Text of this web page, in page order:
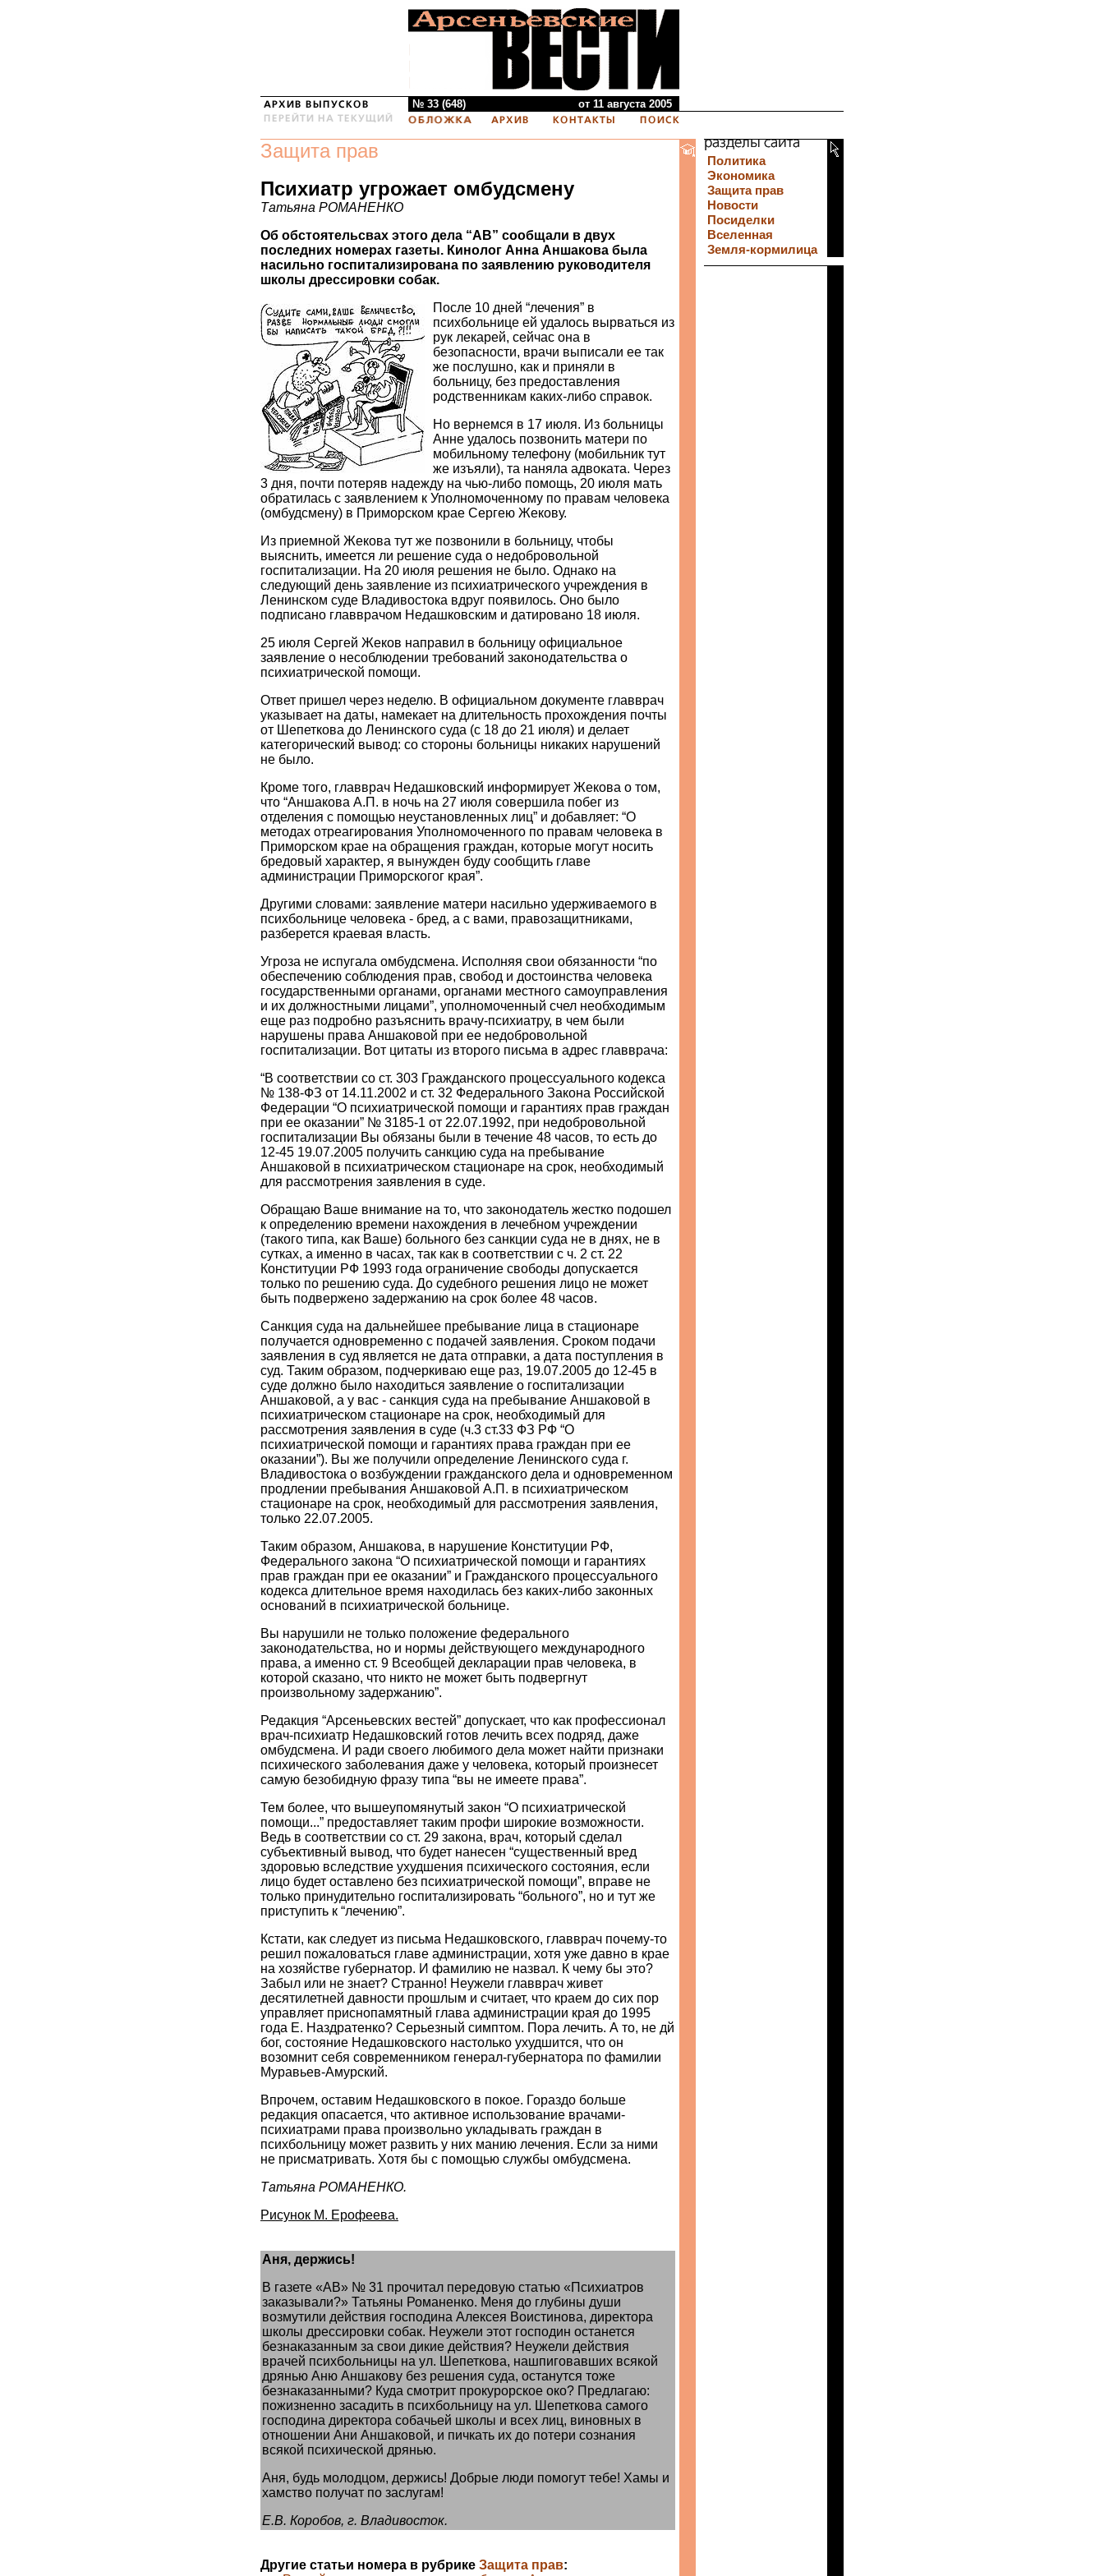
№ 33 (648) от 11 августа 2005
Защита прав
Психиатр угрожает омбудсмену
Татьяна РОМАНЕНКО
Об обстоятельсвах этого дела “АВ” сообщали в двух
последних номерах газеты. Кинолог Анна Аншакова была
насильно госпитализирована по заявлению руководителя
школы дрессировки собак.
После 10 дней “лечения” в
психбольнице ей удалось вырваться из
рук лекарей, сейчас она в
безопасности, врачи выписали ее так
же послушно, как и приняли в
больницу, без предоставления
родственникам каких-либо справок.
Но вернемся в 17 июля. Из больницы
Анне удалось позвонить матери по
мобильному телефону (мобильник тут
же изъяли), та наняла адвоката. Через
3 дня, почти потеряв надежду на чью-либо помощь, 20 июля мать
обратилась с заявлением к Уполномоченному по правам человека
(омбудсмену) в Приморском крае Сергею Жекову.
Из приемной Жекова тут же позвонили в больницу, чтобы
выяснить, имеется ли решение суда о недобровольной
госпитализации. На 20 июля решения не было. Однако на
следующий день заявление из психиатрического учреждения в
Ленинском суде Владивостока вдруг появилось. Оно было
подписано главврачом Недашковским и датировано 18 июля.
25 июля Сергей Жеков направил в больницу официальное
заявление о несоблюдении требований законодательства о
психиатрической помощи.
Ответ пришел через неделю. В официальном документе главврач
указывает на даты, намекает на длительность прохождения почты
от Шепеткова до Ленинского суда (с 18 до 21 июля) и делает
категорический вывод: со стороны больницы никаких нарушений
не было.
Кроме того, главврач Недашковский информирует Жекова о том,
что “Аншакова А.П. в ночь на 27 июля совершила побег из
отделения с помощью неустановленных лиц” и добавляет: “О
методах отреагирования Уполномоченного по правам человека в
Приморском крае на обращения граждан, которые могут носить
бредовый характер, я вынужден буду сообщить главе
администрации Приморскогог края”.
Другими словами: заявление матери насильно удерживаемого в
психбольнице человека - бред, а с вами, правозащитниками,
разберется краевая власть.
Угроза не испугала омбудсмена. Исполняя свои обязанности “по
обеспечению соблюдения прав, свобод и достоинства человека
государственными органами, органами местного самоуправления
и их должностными лицами”, уполномоченный счел необходимым
еще раз подробно разъяснить врачу-психиатру, в чем были
нарушены права Аншаковой при ее недобровольной
госпитализации. Вот цитаты из второго письма в адрес главврача:
“В соответствии со ст. 303 Гражданского процессуального кодекса
№ 138-ФЗ от 14.11.2002 и ст. 32 Федерального Закона Российской
Федерации “О психиатрической помощи и гарантиях прав граждан
при ее оказании” № 3185-1 от 22.07.1992, при недобровольной
госпитализации Вы обязаны были в течение 48 часов, то есть до
12-45 19.07.2005 получить санкцию суда на пребывание
Аншаковой в психиатрическом стационаре на срок, необходимый
для рассмотрения заявления в суде.
Обращаю Ваше внимание на то, что законодатель жестко подошел
к определению времени нахождения в лечебном учреждении
(такого типа, как Ваше) больного без санкции суда не в днях, не в
сутках, а именно в часах, так как в соответствии с ч. 2 ст. 22
Конституции РФ 1993 года ограничение свободы допускается
только по решению суда. До судебного решения лицо не может
быть подвержено задержанию на срок более 48 часов.
Санкция суда на дальнейшее пребывание лица в стационаре
получается одновременно с подачей заявления. Сроком подачи
заявления в суд является не дата отправки, а дата поступления в
суд. Таким образом, подчеркиваю еще раз, 19.07.2005 до 12-45 в
суде должно было находиться заявление о госпитализации
Аншаковой, а у вас - санкция суда на пребывание Аншаковой в
психиатрическом стационаре на срок, необходимый для
рассмотрения заявления в суде (ч.3 ст.33 ФЗ РФ “О
психиатрической помощи и гарантиях права граждан при ее
оказании”). Вы же получили определение Ленинского суда г.
Владивостока о возбуждении гражданского дела и одновременном
продлении пребывания Аншаковой А.П. в психиатрическом
стационаре на срок, необходимый для рассмотрения заявления,
только 22.07.2005.
Таким образом, Аншакова, в нарушение Конституции РФ,
Федерального закона “О психиатрической помощи и гарантиях
прав граждан при ее оказании” и Гражданского процессуального
кодекса длительное время находилась без каких-либо законных
оснований в психиатрической больнице.
Вы нарушили не только положение федерального
законодательства, но и нормы действующего международного
права, а именно ст. 9 Всеобщей декларации прав человека, в
которой сказано, что никто не может быть подвергнут
произвольному задержанию”.
Редакция “Арсеньевских вестей” допускает, что как профессионал
врач-психиатр Недашковский готов лечить всех подряд, даже
омбудсмена. И ради своего любимого дела может найти признаки
психического заболевания даже у человека, который произнесет
самую безобидную фразу типа “вы не имеете права”.
Тем более, что вышеупомянутый закон “О психиатрической
помощи...” предоставляет таким профи широкие возможности.
Ведь в соответствии со ст. 29 закона, врач, который сделал
субъективный вывод, что будет нанесен “существенный вред
здоровью вследствие ухудшения психического состояния, если
лицо будет оставлено без психиатрической помощи”, вправе не
только принудительно госпитализировать “больного”, но и тут же
приступить к “лечению”.
Кстати, как следует из письма Недашковского, главврач почему-то
решил пожаловаться главе администрации, хотя уже давно в крае
на хозяйстве губернатор. И фамилию не назвал. К чему бы это?
Забыл или не знает? Странно! Неужели главврач живет
десятилетней давности прошлым и считает, что краем до сих пор
управляет приснопамятный глава администрации края до 1995
года Е. Наздратенко? Серьезный симптом. Пора лечить. А то, не дй
бог, состояние Недашковского настолько ухудшится, что он
возомнит себя современником генерал-губернатора по фамилии
Муравьев-Амурский.
Впрочем, оставим Недашковского в покое. Гораздо больше
редакция опасается, что активное использование врачами-
психиатрами права произвольно укладывать граждан в
психбольницу может развить у них манию лечения. Если за ними
не присматривать. Хотя бы с помощью службы омбудсмена.
Татьяна РОМАНЕНКО.
Рисунок М. Ерофеева.
Аня, держись!
В газете «АВ» № 31 прочитал передовую статью «Психиатров
заказывали?» Татьяны Романенко. Меня до глубины души
возмутили действия господина Алексея Воистинова, директора
школы дрессировки собак. Неужели этот господин останется
безнаказанным за свои дикие действия? Неужели действия
врачей психбольницы на ул. Шепеткова, нашпиговавших всякой
дрянью Аню Аншакову без решения суда, останутся тоже
безнаказанными? Куда смотрит прокурорское око? Предлагаю:
пожизненно засадить в психбольницу на ул. Шепеткова самого
господина директора собачьей школы и всех лиц, виновных в
отношении Ани Аншаковой, и пичкать их до потери сознания
всякой психической дрянью.
Аня, будь молодцом, держись! Добрые люди помогут тебе! Хамы и
хамство получат по заслугам!
Е.В. Коробов, г. Владивосток.
Другие статьи номера в рубрике Защита прав:
Политика
Экономика
Защита прав
Новости
Посиделки
Вселенная
Земля-кормилица